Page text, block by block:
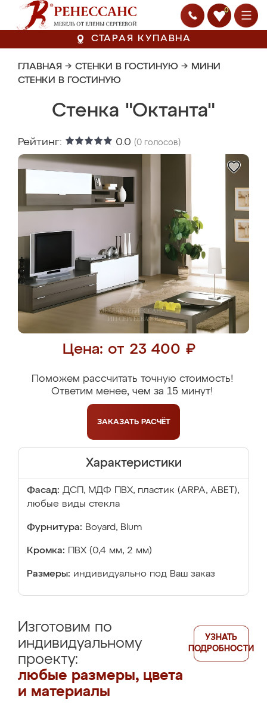
0
СТАРАЯ КУПАВНА
ГЛАВНАЯ → СТЕНКИ В ГОСТИНУЮ → МИНИ
СТЕНКИ В ГОСТИНУЮ
Стенка "Октанта"
Рейтинг: 0.0 (0 голосов)
Цена: от 23 400 ₽
Поможем рассчитать точную стоимость!
Ответим менее, чем за 15 минут!
ЗАКАЗАТЬ РАСЧЁТ
Характеристики
Фасад: ДСП, МДФ ПВХ, пластик (ARPA, ABET),
любые виды стекла
Фурнитура: Boyard, Blum
Кромка: ПВХ (0,4 мм, 2 мм)
Размеры: индивидуально под Ваш заказ
Изготовим по
индивидуальному
проекту:
любые размеры, цвета
и материалы
УЗНАТЬ
ПОДРОБНОСТИ